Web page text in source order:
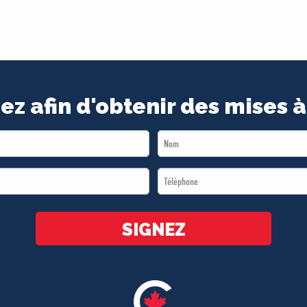
afin d'obtenir des mises
Last
Name
Téléphone
*
SIGNEZ